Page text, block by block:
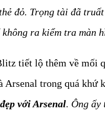
đỏ. Trọng tài đã
ra kiểm tra màn
tiết lộ thêm về mối
trong quá khứ
với Arsenal. Ông ấy